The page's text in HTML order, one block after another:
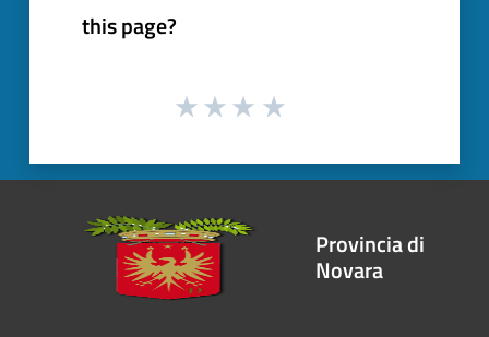
this page?
Provincia di
Novara